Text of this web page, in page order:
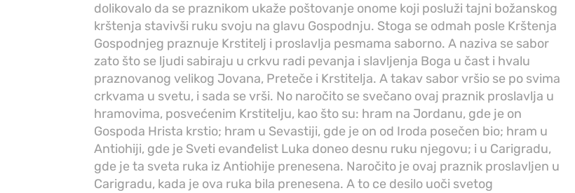
dolikovalo da se praznikom ukaže poštovanje onome koji posluži tajni božanskog
krštenja stavivši ruku svoju na glavu Gospodnju. Stoga se odmah posle Krštenja
Gospodnjeg praznuje Krstitelj i proslavlja pesmama saborno. A naziva se sabor
zato što se ljudi sabiraju u crkvu radi pevanja i slavljenja Boga u čast i hvalu
praznovanog velikog Jovana, Preteče i Krstitelja. A takav sabor vršio se po svima
crkvama u svetu, i sada se vrši. No naročito se svečano ovaj praznik proslavlja u
hramovima, posvećenim Krstitelju, kao što su: hram na Jordanu, gde je on
Gospoda Hrista krstio; hram u Sevastiji, gde je on od Iroda posečen bio; hram u
Antiohiji, gde je Sveti evanđelist Luka doneo desnu ruku njegovu; i u Carigradu,
gde je ta sveta ruka iz Antiohije prenesena. Naročito je ovaj praznik proslavljen u
Carigradu, kada je ova ruka bila prenesena. A to ce desilo uoči svetog